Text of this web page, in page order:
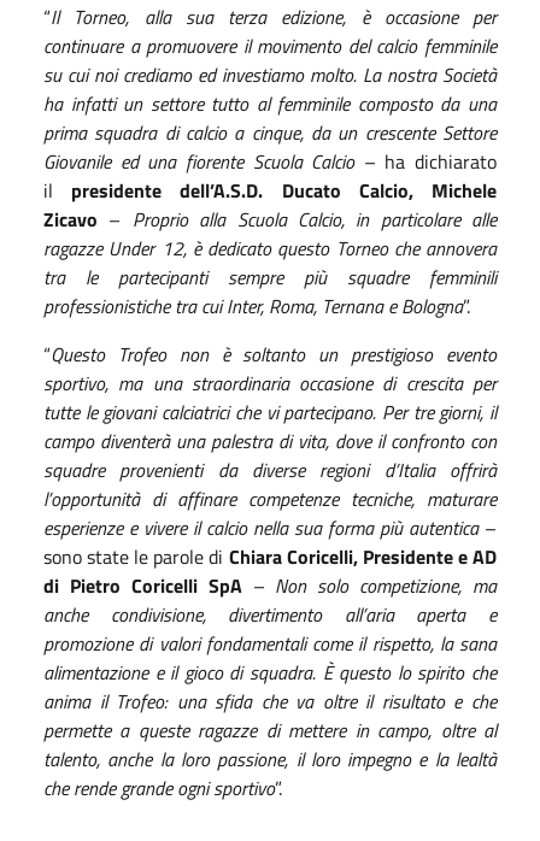
“Il Torneo, alla sua terza edizione, è occasione per
continuare a promuovere il movimento del calcio femminile
su cui noi crediamo ed investiamo molto. La nostra Società
ha infatti un settore tutto al femminile composto da una
prima squadra di calcio a cinque, da un crescente Settore
Giovanile ed una fiorente Scuola Calcio– ha dichiarato
il presidente dell’A.S.D. Ducato Calcio, Michele
Zicavo – Proprio alla Scuola Calcio, in particolare alle
ragazze Under 12, è dedicato questo Torneo che annovera
tra le partecipanti sempre più squadre femminili
professionistiche tra cui Inter, Roma, Ternana e Bologna”.
“Questo Trofeo non è soltanto un prestigioso evento
sportivo, ma una straordinaria occasione di crescita per
tutte le giovani calciatrici che vi partecipano. Per tre giorni, il
campo diventerà una palestra di vita, dove il confronto con
squadre provenienti da diverse regioni d’Italia offrirà
l’opportunità di affinare competenze tecniche, maturare
esperienze e vivere il calcio nella sua forma più autentica–
sono state le parole di Chiara Coricelli, Presidente e AD
di Pietro Coricelli SpA– Non solo competizione, ma
anche condivisione, divertimento all’aria aperta e
promozione di valori fondamentali come il rispetto, la sana
alimentazione e il gioco di squadra. È questo lo spirito che
anima il Trofeo: una sfida che va oltre il risultato e che
permette a queste ragazze di mettere in campo, oltre al
talento, anche la loro passione, il loro impegno e la lealtà
che rende grande ogni sportivo”.